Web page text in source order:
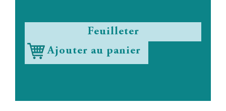
Feuilleter
Ajouter au panier